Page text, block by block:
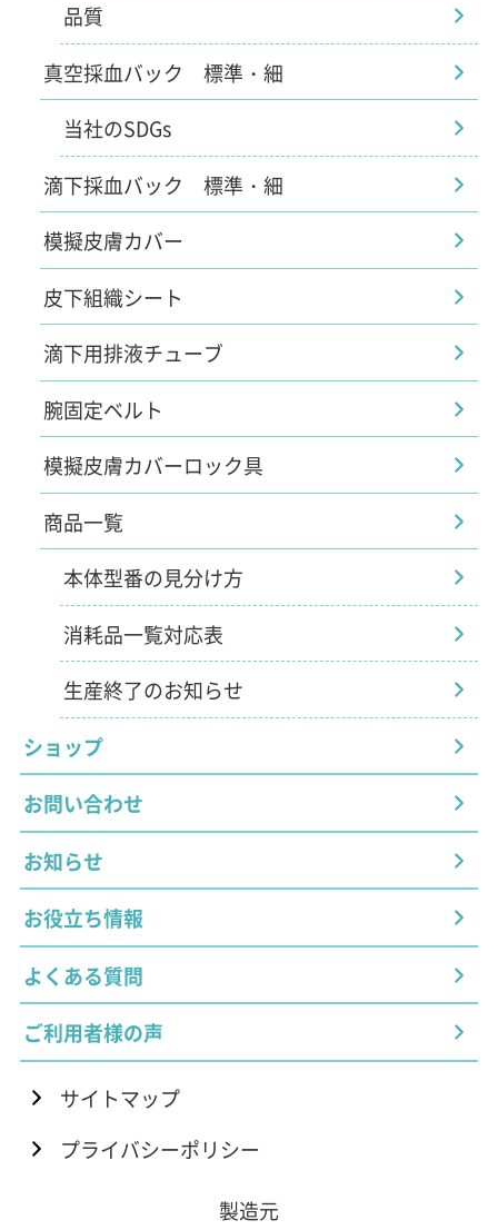
品質
真空採血バック 標準・細
当社のSDGs
滴下採血バック 標準・細
模擬皮膚カバー
皮下組織シート
滴下用排液チューブ
腕固定ベルト
模擬皮膚カバーロック具
商品一覧
本体型番の見分け方
消耗品一覧対応表
生産終了のお知らせ
ショップ
お問い合わせ
お知らせ
お役立ち情報
よくある質問
ご利用者様の声
サイトマップ
プライバシーポリシー
製造元